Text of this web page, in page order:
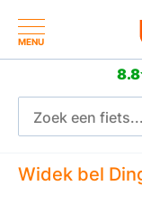
MENU
8.8
Widek bel